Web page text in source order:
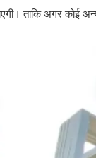
ताकि अगर कोई